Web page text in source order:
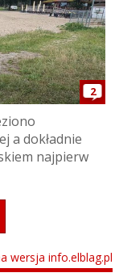
2
a dokładnie
najpierw
wersja info.elblag.pl